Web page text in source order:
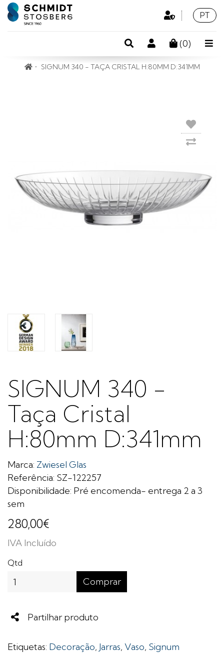
Área
Profissional
PT
PesquisaConta
cliente
(0)
SIGNUM 340 - TAÇA CRISTAL H:80MM D:341MM
SIGNUM 340 -
Taça Cristal
H:80mm D:341mm
Marca: Zwiesel Glas
Referência: SZ-122257
Disponibilidade: Pré encomenda- entrega 2 a 3
sem
280,00€
IVA Incluído
Qtd
Comprar
Share
Partilhar produto
Etiquetas: Decoração, Jarras, Vaso, Signum